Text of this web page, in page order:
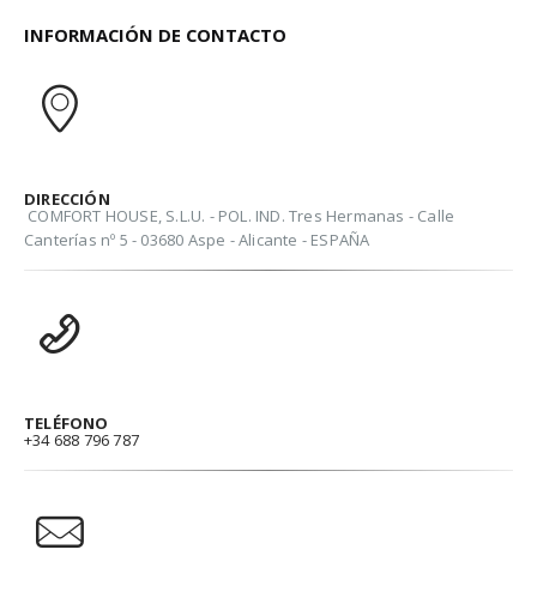
INFORMACIÓN DE CONTACTO
DIRECCIÓN
COMFORT HOUSE, S.L.U. - POL. IND. Tres Hermanas - Calle
Canterías nº 5 - 03680 Aspe - Alicante - ESPAÑA
TELÉFONO
+34 688 796 787